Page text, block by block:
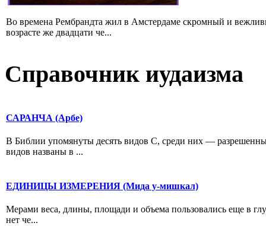
Во времена Рембрандта жил в Амстердаме скромный и
возрасте же двадцати че...
Справочник иудаизма
САРАНЧА (Арбе)
В Библии упомянуты десять видов С, среди них —
видов названы в ...
ЕДИНИЦЫ ИЗМЕРЕНИЯ (Мида у-мишкал)
Мерами веса, длины, площади и объема пользовались еще в
нет че...